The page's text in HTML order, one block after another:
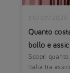
Quanto
bollo e
30/07/2026
Scopri
Italia tra